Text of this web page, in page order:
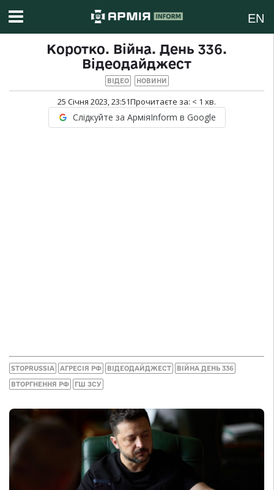
EN
Коротко. Війна. День 336.
Відеодайджест
ВІДЕО НОВИНИ
25 Січня 2023, 23:51Прочитаєте за: < 1 хв.
Слідкуйте за АрміяInform в Google
STOPRUSSIA АГРЕСІЯ РФ ВІДЕОДАЙДЖЕСТ ВІЙНА ДЕНЬ 336
ВТОРГНЕННЯ РФ ГШ ЗСУ